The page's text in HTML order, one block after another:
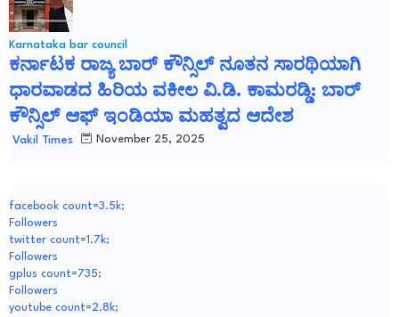
Karnataka bar council
ಕರ್ನಾಟಕ ರಾಜ್ಯ ಬಾರ್ ಕೌನ್ಸಿಲ್ ನೂತನ ಸಾರಥಿಯಾಗಿ
ಧಾರವಾಡದ ಹಿರಿಯ ವಕೀಲ ವಿ.ಡಿ. ಕಾಮರಡ್ಡಿ: ಬಾರ್
ಕೌನ್ಸಿಲ್ ಆಫ್ ಇಂಡಿಯಾ ಮಹತ್ವದ ಆದೇಶ
Vakil Times November 25, 2025
facebook count=3.5k;
Followers
twitter count=1.7k;
Followers
gplus count=735;
Followers
youtube count=2.8k;